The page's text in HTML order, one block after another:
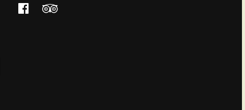
facebooktripadvisor